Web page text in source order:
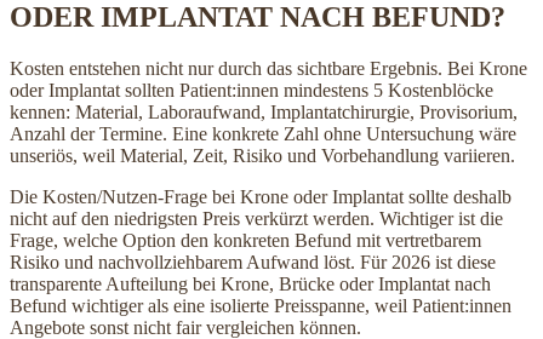
ODER IMPLANTAT NACH BEFUND?
Kosten entstehen nicht nur durch das sichtbare Ergebnis. Bei Krone
oder Implantat sollten Patient:innen mindestens 5 Kostenblöcke
kennen: Material, Laboraufwand, Implantatchirurgie, Provisorium,
Anzahl der Termine. Eine konkrete Zahl ohne Untersuchung wäre
unseriös, weil Material, Zeit, Risiko und Vorbehandlung variieren.
Die Kosten/Nutzen-Frage bei Krone oder Implantat sollte deshalb
nicht auf den niedrigsten Preis verkürzt werden. Wichtiger ist die
Frage, welche Option den konkreten Befund mit vertretbarem
Risiko und nachvollziehbarem Aufwand löst. Für 2026 ist diese
transparente Aufteilung bei Krone, Brücke oder Implantat nach
Befund wichtiger als eine isolierte Preisspanne, weil Patient:innen
Angebote sonst nicht fair vergleichen können.